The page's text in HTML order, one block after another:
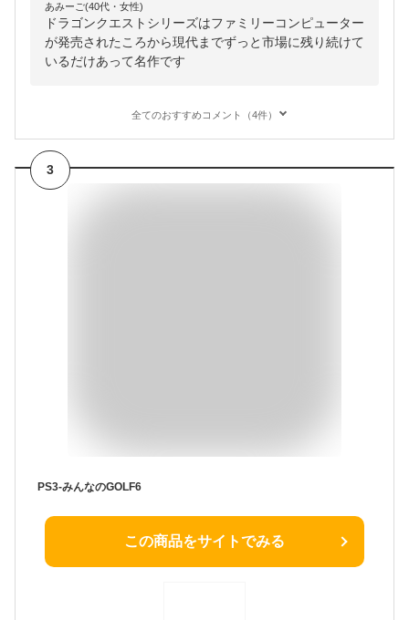
あみーご(40代・女性)
ドラゴンクエストシリーズはファミリーコンピューター
が発売されたころから現代までずっと市場に残り続けて
いるだけあって名作です
全てのおすすめコメント（4件）
3
PS3-みんなのGOLF6
この商品をサイトでみる